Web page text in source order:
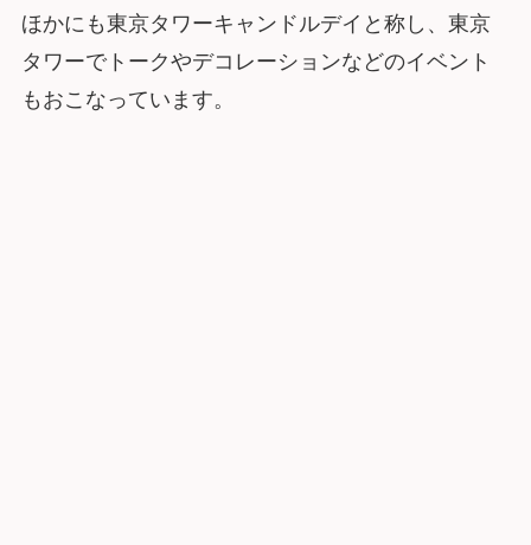
ほかにも東京タワーキャンドルデイと称し、東京
タワーでトークやデコレーションなどのイベント
もおこなっています。